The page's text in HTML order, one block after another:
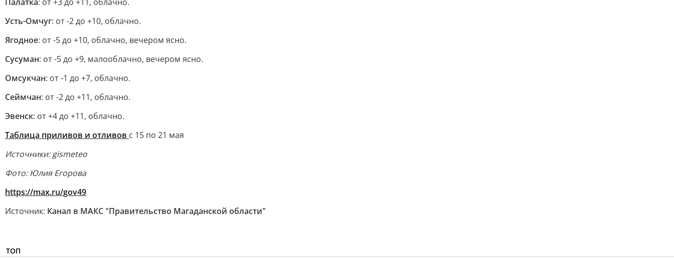
Усть-Омчуг: от -2 до +10, облачно.
Ягодное: от -5 до +10, облачно, вечером ясно.
Сусуман: от -5 до +9, малооблачно, вечером ясно.
Омсукчан: от -1 до +7, облачно.
Сеймчан: от -2 до +11, облачно.
Эвенск: от +4 до +11, облачно.
Таблица приливов и отливов с 15 по 21 мая
Источники: gismeteo
Фото: Юлия Егорова
https://max.ru/gov49
Источник: Канал в МАКС "Правительство Магаданской области"
ТОП